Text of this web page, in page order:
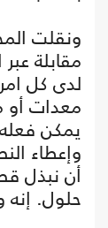
ونقلت
مقابلة
لدى كل
معدات أو
يمكن
وإعطاء
أن نبذل
حلول.